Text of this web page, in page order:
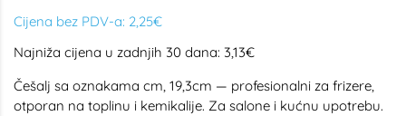
Cijena bez PDV-a: 2,25€
Najniža cijena u zadnjih 30 dana: 3,13€
Češalj sa oznakama cm, 19,3cm — profesionalni za frizere,
otporan na toplinu i kemikalije. Za salone i kućnu upotrebu.